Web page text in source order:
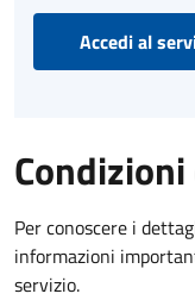
Accedi al
Per conoscere i
informazioni
servizio.